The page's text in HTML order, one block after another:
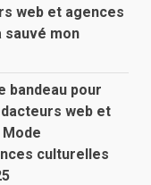
web et agences
sauvé mon
bandeau pour
web et
Mode
culturelles